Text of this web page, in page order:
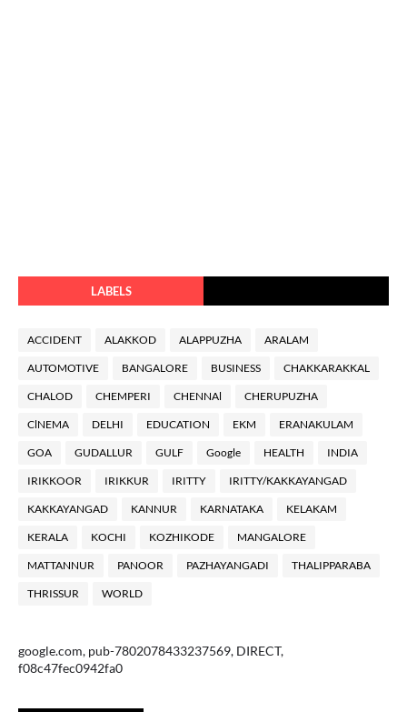
LABELS
ACCIDENT ALAKKOD ALAPPUZHA ARALAM
AUTOMOTIVE BANGALORE BUSINESS CHAKKARAKKAL
CHALOD CHEMPERI CHENNAl CHERUPUZHA
ClNEMA DELHI EDUCATION EKM ERANAKULAM
GOA GUDALLUR GULF Google HEALTH INDIA
IRIKKOOR IRIKKUR IRITTY IRITTY/KAKKAYANGAD
KAKKAYANGAD KANNUR KARNATAKA KELAKAM
KERALA KOCHI KOZHIKODE MANGALORE
MATTANNUR PANOOR PAZHAYANGADI THALIPPARABA
THRISSUR WORLD
google.com, pub-7802078433237569, DIRECT,
f08c47fec0942fa0